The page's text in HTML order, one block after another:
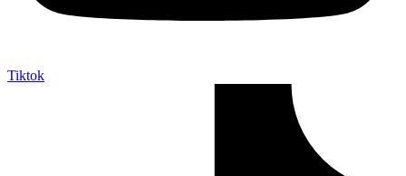
Tiktok